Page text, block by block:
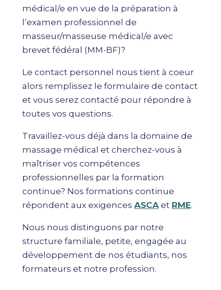
médical/e en vue de la préparation à
l’examen professionnel de
masseur/masseuse médical/e avec
brevet fédéral (MM-BF)?
Le contact personnel nous tient à coeur
alors remplissez le formulaire de contact
et vous serez contacté pour répondre à
toutes vos questions.
Travaillez-vous déjà dans la domaine de
massage médical et cherchez-vous à
maîtriser vos compétences
professionnelles par la formation
continue? Nos formations continue
répondent aux exigences ASCAet RME.
Nous nous distinguons par notre
structure familiale, petite, engagée au
développement de nos étudiants, nos
formateurs et notre profession.